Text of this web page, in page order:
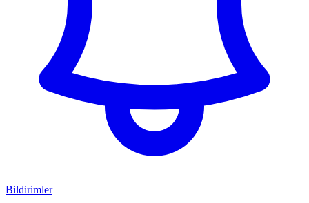
Bildirimler